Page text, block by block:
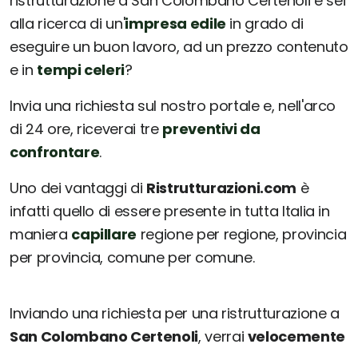
alla ricerca di un'impresa edile in grado di
eseguire un buon lavoro, ad un prezzo contenuto
e in tempi celeri?
Invia una richiesta sul nostro portale e, nell'arco
di 24 ore, riceverai tre preventivi da
confrontare.
Uno dei vantaggi di Ristrutturazioni.com è
infatti quello di essere presente in tutta Italia in
maniera capillare regione per regione, provincia
per provincia, comune per comune.
Inviando una richiesta per una ristrutturazione a
San Colombano Certenoli, verrai velocemente